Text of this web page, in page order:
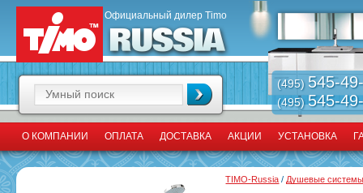
Официальный дилер Timo
(495) 545-
(495)545-
О КОМПАНИИ ОПЛАТА ДОСТАВКА АКЦИИ УСТАНОВКА
TIMO-Russia / Душевые